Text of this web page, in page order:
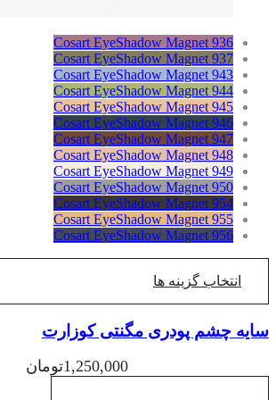
Cosart EyeShadow Magnet 936
Cosart EyeShadow Magnet 937
Cosart EyeShadow Magnet 943
Cosart EyeShadow Magnet 944
Cosart EyeShadow Magnet 945
Cosart EyeShadow Magnet 946
Cosart EyeShadow Magnet 947
Cosart EyeShadow Magnet 948
Cosart EyeShadow Magnet 949
Cosart EyeShadow Magnet 950
Cosart EyeShadow Magnet 954
Cosart EyeShadow Magnet 955
Cosart EyeShadow Magnet 956
انتخاب گزینه ها
چشم پودری مگنتی کوزارت
1,250,000تومان